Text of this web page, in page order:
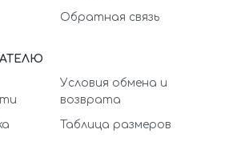
Обратная связь
Условия обмена и
возврата
Таблица размеров